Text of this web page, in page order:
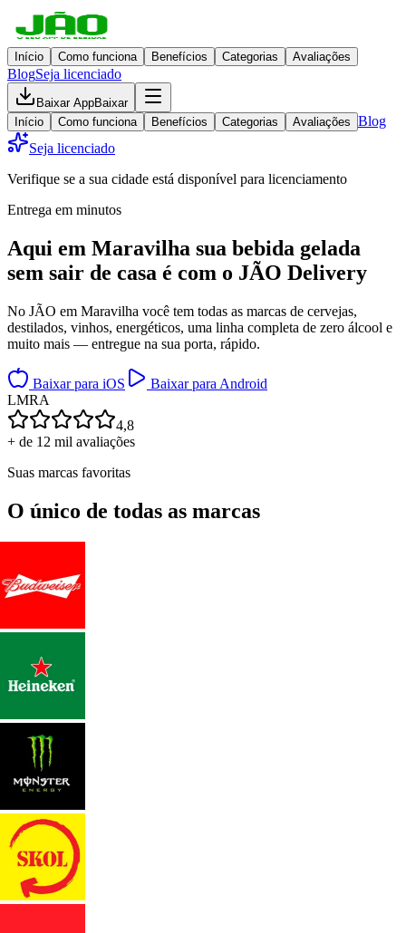
Início Como funciona Benefícios Categorias Avaliações
BlogSeja licenciado
Baixar AppBaixar
Início
Como funciona Benefícios Categorias Avaliações Blog
Seja licenciado
Verifique se a sua cidade está disponível para licenciamento
Entrega em minutos
Aqui em Maravilha sua bebida gelada
sem sair de casa é com o JÃO Delivery
No JÃO em Maravilha você tem todas as marcas de cervejas,
destilados, vinhos, energéticos, uma linha completa de zero álcool e
muito mais — entregue na sua porta, rápido.
Baixar para iOS
Baixar para Android
LMRA
4,8
+ de 12 mil avaliações
Suas marcas favoritas
O único de todas as marcas